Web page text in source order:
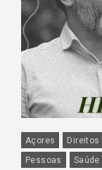
Açores Direitos
Pessoas